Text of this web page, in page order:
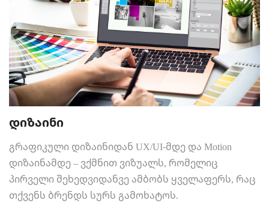
დიზაინი
გრაფიკული დიზაინიდან UX/UI-მდე და Motion
დიზაინამდე – ვქმნით ვიზუალს, რომელიც
პირველი შეხედვიდანვე ამბობს ყველაფერს, რაც
თქვენს ბრენდს სურს გამოხატოს.